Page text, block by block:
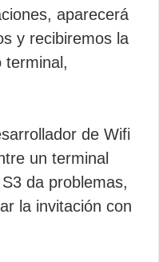
aparecerá
y recibiremos la
terminal,
de Wifi
un terminal
da problemas,
la invitación con